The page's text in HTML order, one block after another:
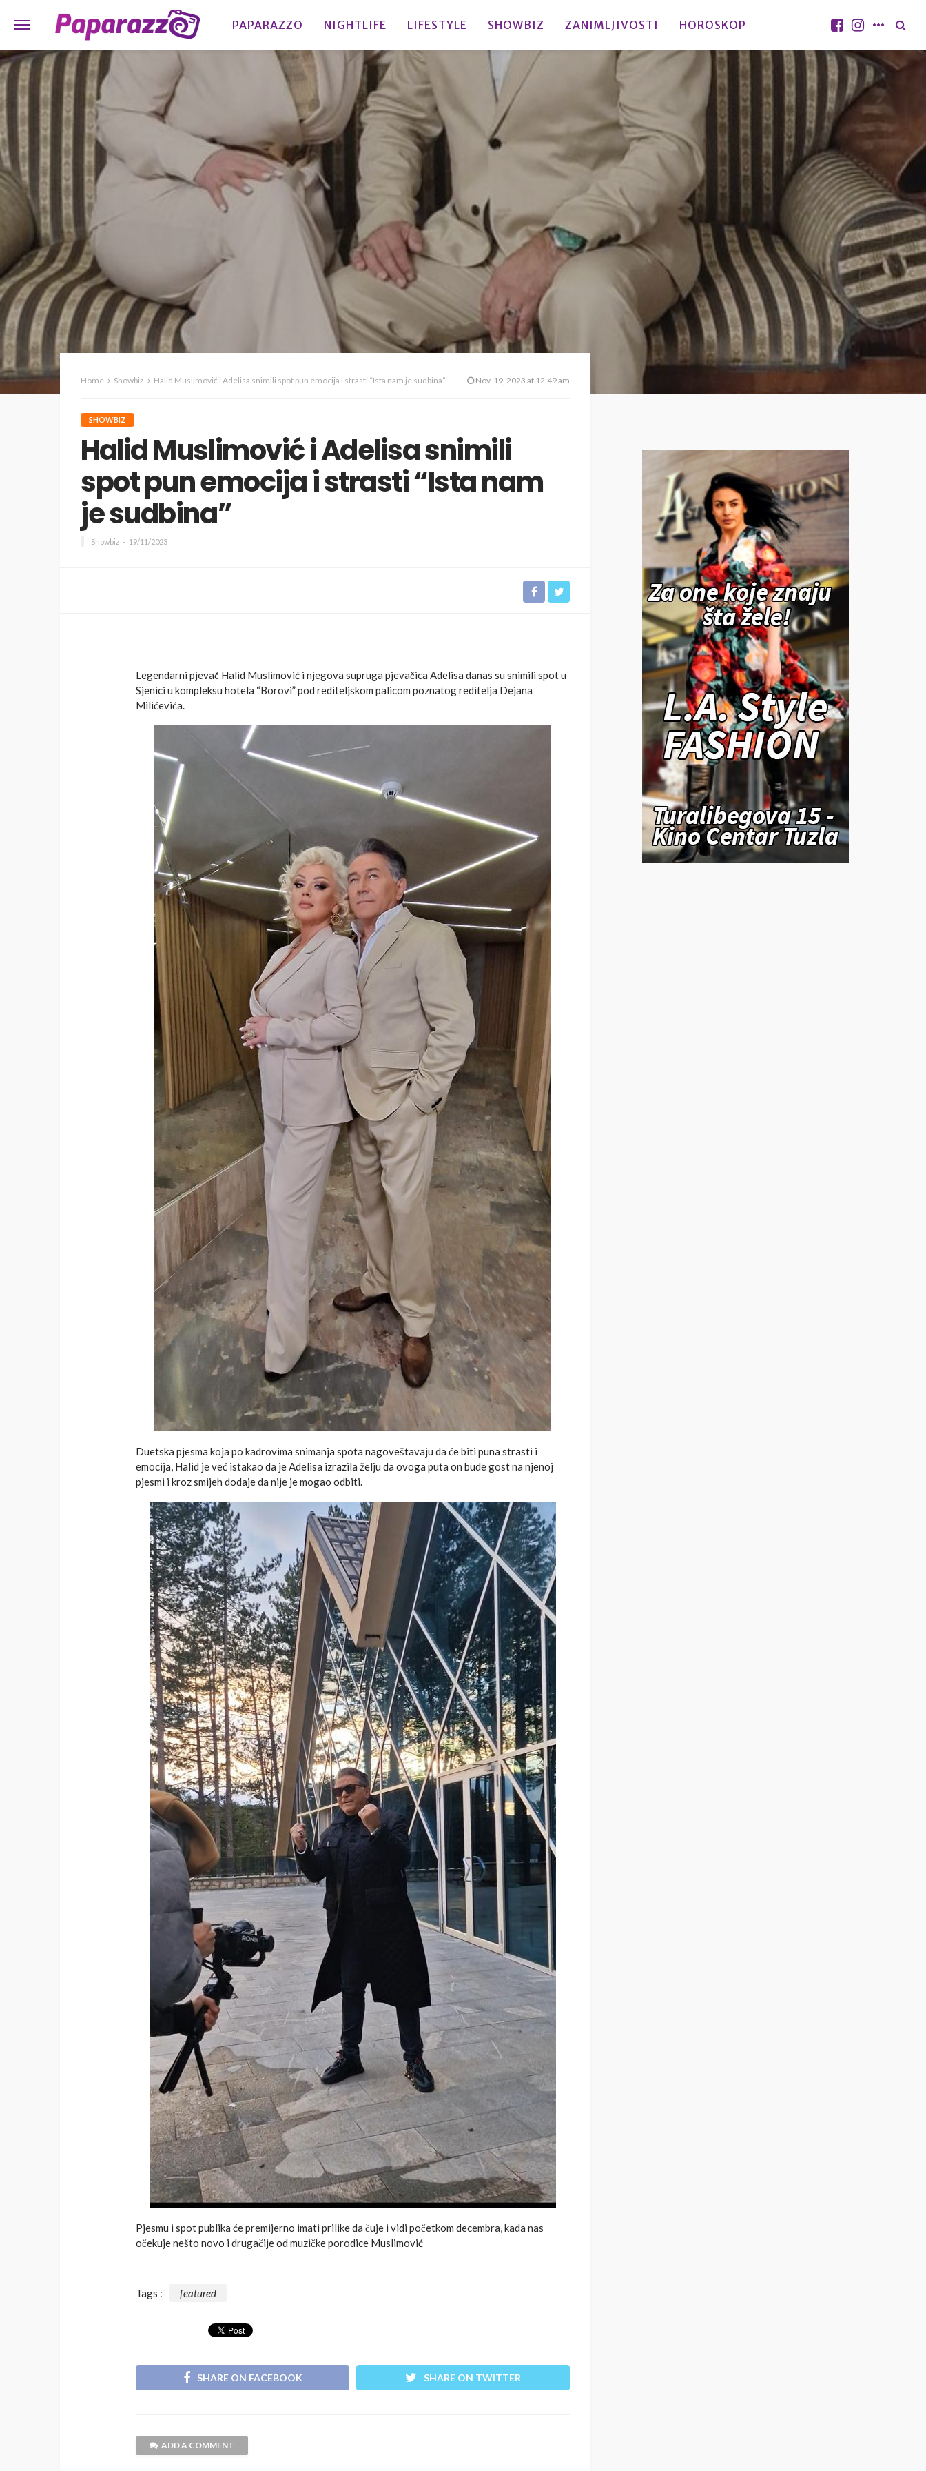
PAPARAZZO NIGHTLIFE LIFESTYLE SHOWBIZ ZANIMLJIVOSTI HOROSKOP
Home Showbiz Halid Muslimović i Adelisa snimili spot pun emocija i strasti “Ista nam je sudbina” Nov. 19, 2023 at 12:49 am
SHOWBIZ
Halid Muslimović i Adelisa snimili
spot pun emocija i strasti “Ista nam
je sudbina”
Showbiz 19/11/2023
Legendarni pjevač Halid Muslimović i njegova supruga pjevačica Adelisa danas su snimili spot u
Sjenici u kompleksu hotela “Borovi” pod rediteljskom palicom poznatog reditelja Dejana
Milićevića.
Duetska pjesma koja po kadrovima snimanja spota nagoveštavaju da će biti puna strasti i
emocija, Halid je već istakao da je Adelisa izrazila želju da ovoga puta on bude gost na njenoj
pjesmi i kroz smijeh dodaje da nije je mogao odbiti.
Pjesmu i spot publika će premijerno imati prilike da čuje i vidi početkom decembra, kada nas
očekuje nešto novo i drugačije od muzičke porodice Muslimović
Tags : featured
SHARE ON FACEBOOK SHARE ON TWITTER
ADD A COMMENT